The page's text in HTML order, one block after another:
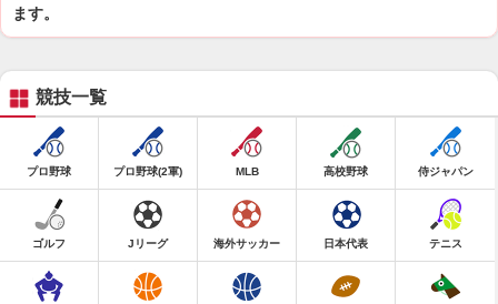
ます。
競技一覧
プロ野球 プロ野球(2軍) MLB 高校野球 侍ジャパン
ゴルフ Jリーグ 海外サッカー 日本代表 テニス